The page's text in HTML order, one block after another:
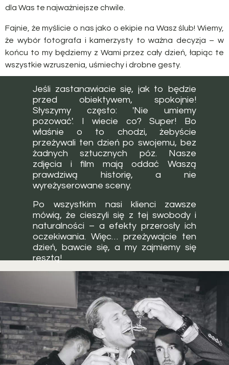
Jeśli zastanawiacie się, jak to będzie
przed obiektywem, spokojnie!
Słyszymy często: 'Nie umiemy
pozować'. I wiecie co? Super! Bo
właśnie o to chodzi, żebyście
przeżywali ten dzień po swojemu, bez
żadnych sztucznych póz. Nasze
zdjęcia i film mają oddać Waszą
prawdziwą historię, a nie
wyreżyserowane sceny.
Po wszystkim nasi klienci zawsze
mówią, że cieszyli się z tej swobody i
naturalności – a efekty przerosły ich
oczekiwania. Więc… przeżywajcie ten
dzień, bawcie się, a my zajmiemy się
resztą!
dla Was te najważniejsze chwile.
Fajnie, że myślicie o nas jako o ekipie na Wasz ślub! Wiemy,
że wybór fotografa i kamerzysty to ważna decyzja – w
końcu to my będziemy z Wami przez cały dzień, łapiąc te
wszystkie wzruszenia, uśmiechy i drobne gesty.